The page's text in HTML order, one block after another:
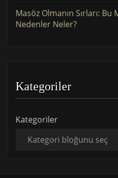
Masöz Olmanın Sırları: Bu
Nedenler Neler?
Kategoriler
Kategoriler